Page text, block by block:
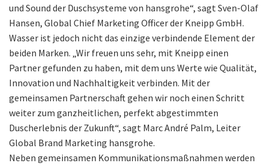
und Sound der Duschsysteme von hansgrohe“, sagt Sven-Olaf
Hansen, Global Chief Marketing Officer der Kneipp GmbH.
Wasser ist jedoch nicht das einzige verbindende Element der
beiden Marken. „Wir freuen uns sehr, mit Kneipp einen
Partner gefunden zu haben, mit dem uns Werte wie Qualität,
Innovation und Nachhaltigkeit verbinden. Mit der
gemeinsamen Partnerschaft gehen wir noch einen Schritt
weiter zum ganzheitlichen, perfekt abgestimmten
Duscherlebnis der Zukunft“, sagt Marc André Palm, Leiter
Global Brand Marketing hansgrohe.
Neben gemeinsamen Kommunikationsmaßnahmen werden